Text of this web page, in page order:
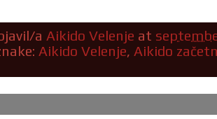
a Aikido Velenje at
Aikido Velenje, Aikido